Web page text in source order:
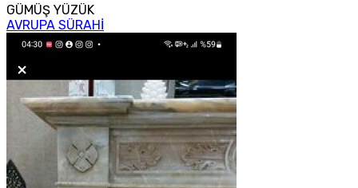
GÜMÜŞ YÜZÜK
AVRUPA SÜRAHİ